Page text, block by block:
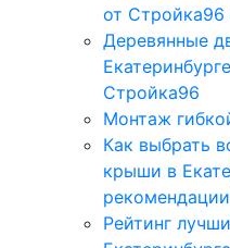
от
Деревянные
Стройка96
Монтаж
Как выбрать
крыши в
рекомендации
Рейтинг